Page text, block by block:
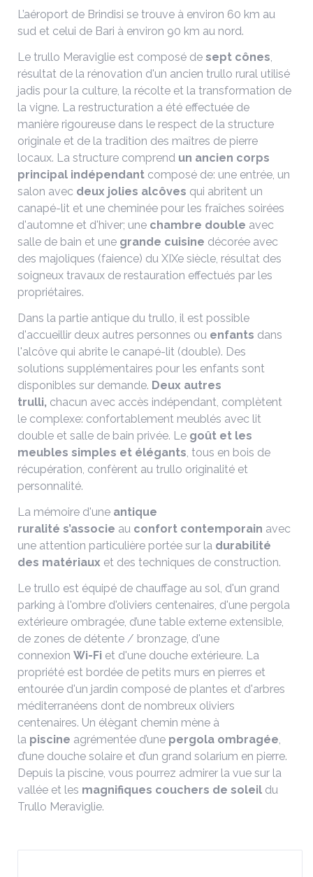
L’aéroport de Brindisi se trouve à environ 60 km au
sud et celui de Bari à environ 90 km au nord.
Le trullo Meraviglie est composé de sept cônes,
résultat de la rénovation d'un ancien trullo rural utilisé
jadis pour la culture, la récolte et la transformation de
la vigne. La restructuration a été effectuée de
manière rigoureuse dans le respect de la structure
originale et de la tradition des maîtres de pierre
locaux. La structure comprend un ancien corps
principal indépendant composé de: une entrée, un
salon avec deux jolies alcôves qui abritent un
canapé-lit et une cheminée pour les fraîches soirées
d'automne et d'hiver; une chambre double avec
salle de bain et une grande cuisine décorée avec
des majoliques (faience) du XIXe siècle, résultat des
soigneux travaux de restauration effectués par les
propriétaires.
Dans la partie antique du trullo, il est possible
d'accueillir deux autres personnes ou enfants dans
l'alcôve qui abrite le canapé-lit (double). Des
solutions supplémentaires pour les enfants sont
disponibles sur demande. Deux autres
trulli, chacun avec accès indépendant, complètent
le complexe: confortablement meublés avec lit
double et salle de bain privée. Le goût et les
meubles simples et élégants, tous en bois de
récupération, confèrent au trullo originalité et
personnalité.
La mémoire d'une antique
ruralité s’associe au confort contemporain avec
une attention particulière portée sur la durabilité
des matériaux et des techniques de construction.
Le trullo est équipé de chauffage au sol, d'un grand
parking à l'ombre d'oliviers centenaires, d'une pergola
extérieure ombragée, d’une table externe extensible,
de zones de détente / bronzage, d'une
connexion Wi-Fi et d'une douche extérieure. La
propriété est bordée de petits murs en pierres et
entourée d'un jardin composé de plantes et d'arbres
méditerranéens dont de nombreux oliviers
centenaires. Un élègant chemin mène à
la piscine agrémentée d’une pergola ombragée,
d’une douche solaire et d’un grand solarium en pierre.
Depuis la piscine, vous pourrez admirer la vue sur la
vallée et les magnifiques couchers de soleil du
Trullo Meraviglie.